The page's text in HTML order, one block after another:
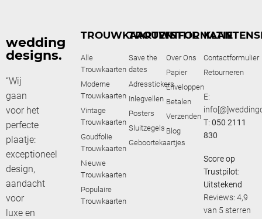
wedding
designs.
“Wij
gaan
voor het
perfecte
plaatje:
exceptioneel
design,
aandacht
voor
luxe en
TROUWKAARTEN
Alle
Trouwkaarten
Moderne
Trouwkaarten
Vintage
Trouwkaarten
Goudfolie
Trouwkaarten
Nieuwe
Trouwkaarten
Populaire
Trouwkaarten
TROUWSTIJL
Save the
dates
Adresstickers
Inlegvellen
Posters
Sluitzegels
Geboortekaartjes
INFORMATIE
Over Ons
Papier
Enveloppen
Betalen
Verzenden
Blog
Contactformulier
Retourneren
E:
T:050 2111
830
Score op
Trustpilot:
Uitstekend
Reviews: 4,9
van 5 sterren